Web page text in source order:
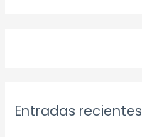
Entradas recientes